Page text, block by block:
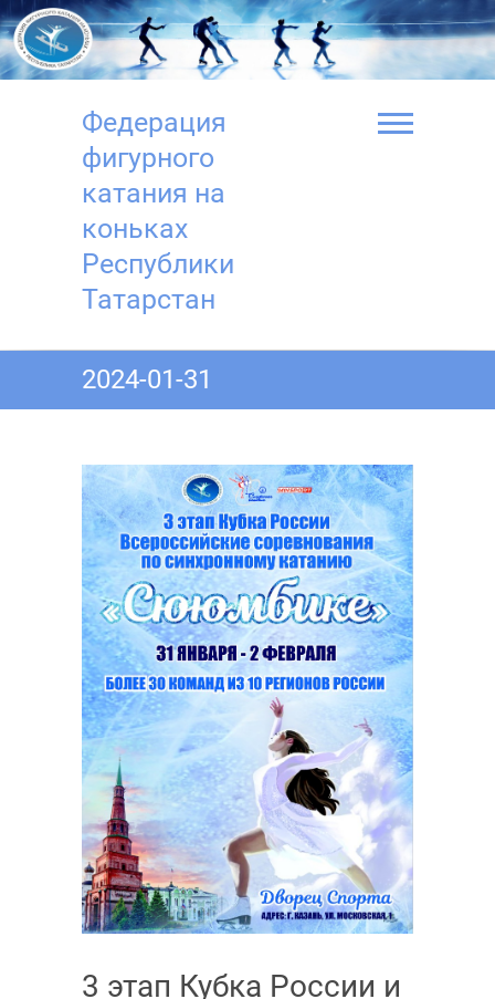
Перейти
к
содержимому
Федерация
фигурного
катания на
коньках
Республики
Татарстан
2024-01-31
3 этап Кубка России и